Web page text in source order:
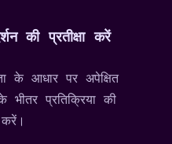
की प्रतीक्षा करें
के आधार पर अपेक्षित
भीतर प्रतिक्रिया की